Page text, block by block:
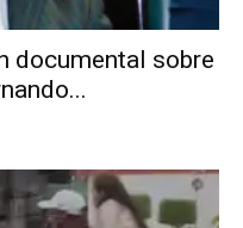
documental sobre